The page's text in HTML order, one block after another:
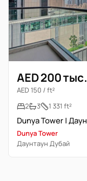
AED 200 тыс.
AED 150 / ft²
2
3 1 331 ft²
Dunya Tower
Даунтаун Дубай